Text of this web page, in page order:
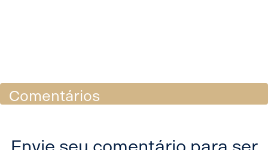
Share
Comentários